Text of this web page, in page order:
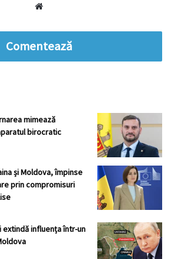
Comentează
mimează
birocratic
și Moldova, împinse
prin compromisuri
extindă influența într-un